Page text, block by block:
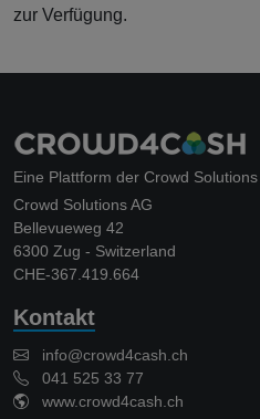
zur Verfügung.
Eine Plattform der Crowd Solutions
Crowd Solutions AG
Bellevueweg 42
6300 Zug - Switzerland
CHE-367.419.664
Kontakt
info@crowd4cash.ch
041 525 33 77
www.crowd4cash.ch